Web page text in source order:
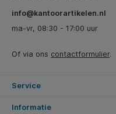
info@kantoorartikelen.nl
ma-vr, 08:30 - 17:00 uur
Of via ons contactformulier.
Service
Informatie